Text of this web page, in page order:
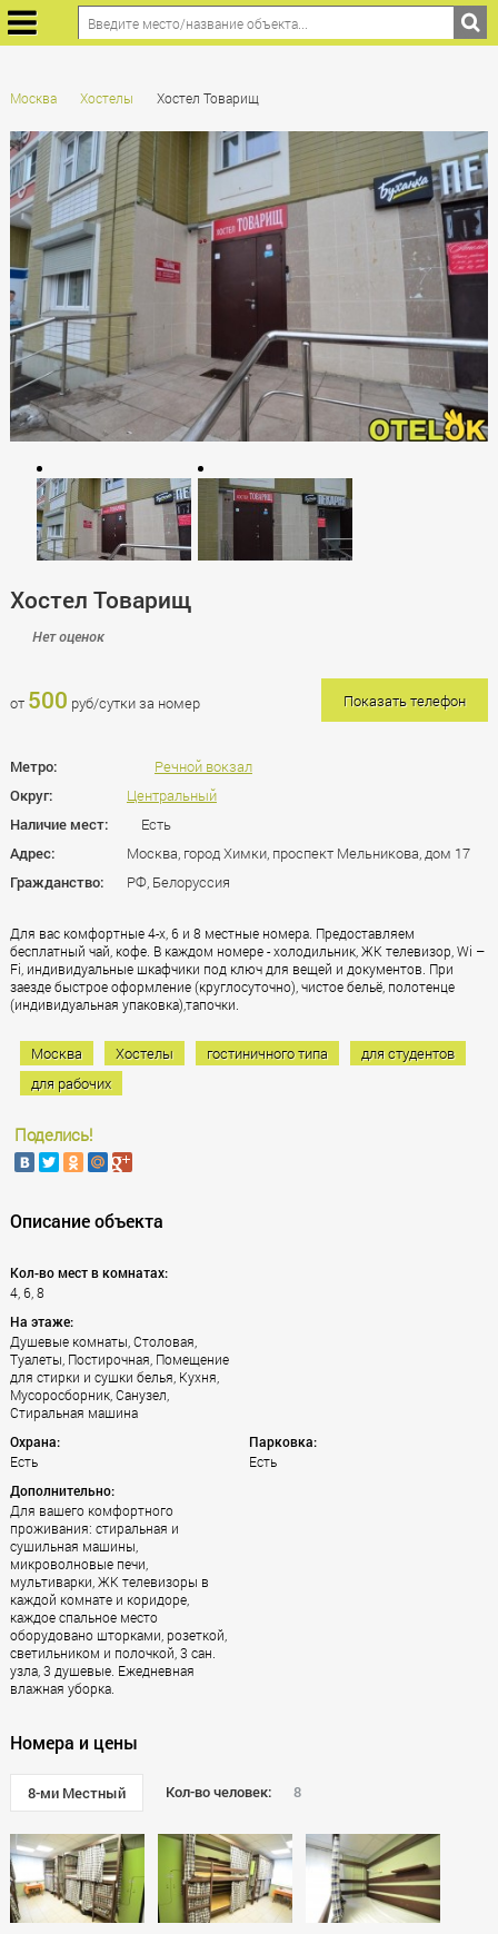
Москва Хостелы Хостел Товарищ
Хостел Товарищ
Нет оценок
от 500 руб/сутки за номер Показать телефон
Метро:
Речной вокзал
Округ:
Центральный
Наличие мест:
Есть
Адрес:
Москва, город Химки, проспект Мельникова, дом 17
Гражданство:
РФ, Белоруссия
Для вас комфортные 4-х, 6 и 8 местные номера. Предоставляем
бесплатный чай, кофе. В каждом номере - холодильник, ЖК телевизор, Wi –
Fi, индивидуальные шкафчики под ключ для вещей и документов. При
заезде быстрое оформление (круглосуточно), чистое бельё, полотенце
(индивидуальная упаковка),тапочки.
Москва Хостелы гостиничного типа
для студентов
для рабочих
Поделись!
Описание объекта
Кол-во мест в комнатах:
4, 6, 8
На этаже:
Душевые комнаты, Столовая,
Туалеты, Постирочная, Помещение
для стирки и сушки белья, Кухня,
Мусоросборник, Санузел,
Стиральная машина
Охрана:
Есть
Парковка:
Есть
Дополнительно:
Для вашего комфортного
проживания: стиральная и
сушильная машины,
микроволновые печи,
мультиварки, ЖК телевизоры в
каждой комнате и коридоре,
каждое спальное место
оборудовано шторками, розеткой,
светильником и полочкой, 3 сан.
узла, 3 душевые. Ежедневная
влажная уборка.
Номера и цены
8-ми Местный Кол-во человек: 8